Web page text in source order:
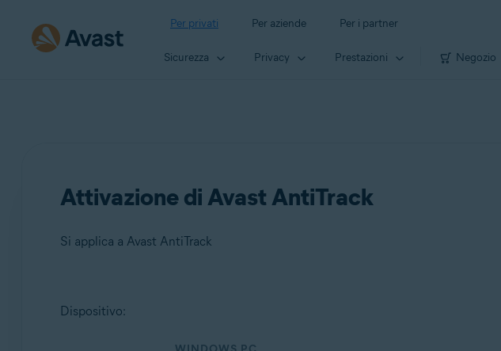
Per privati Per aziende Per i partner
Sicurezza Privacy Prestazioni Negozio
Attivazione di Avast AntiTrack
Si applica a Avast AntiTrack
Prodotti:
Dispositivo: